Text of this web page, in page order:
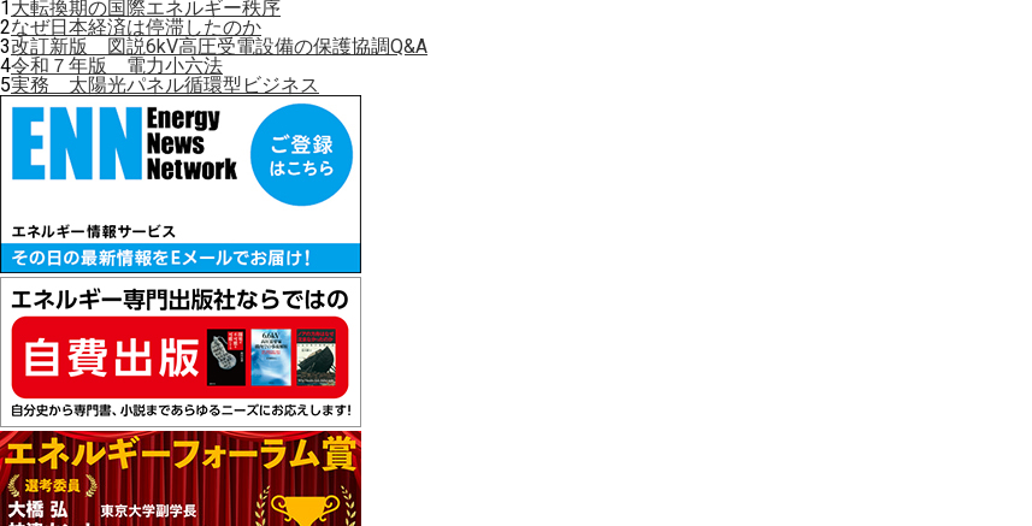
1大転換期の国際エネルギー秩序
2なぜ日本経済は停滞したのか
3改訂新版 図説6kV高圧受電設備の保護協調Q&A
4令和７年版 電力小六法
5実務 太陽光パネル循環型ビジネス